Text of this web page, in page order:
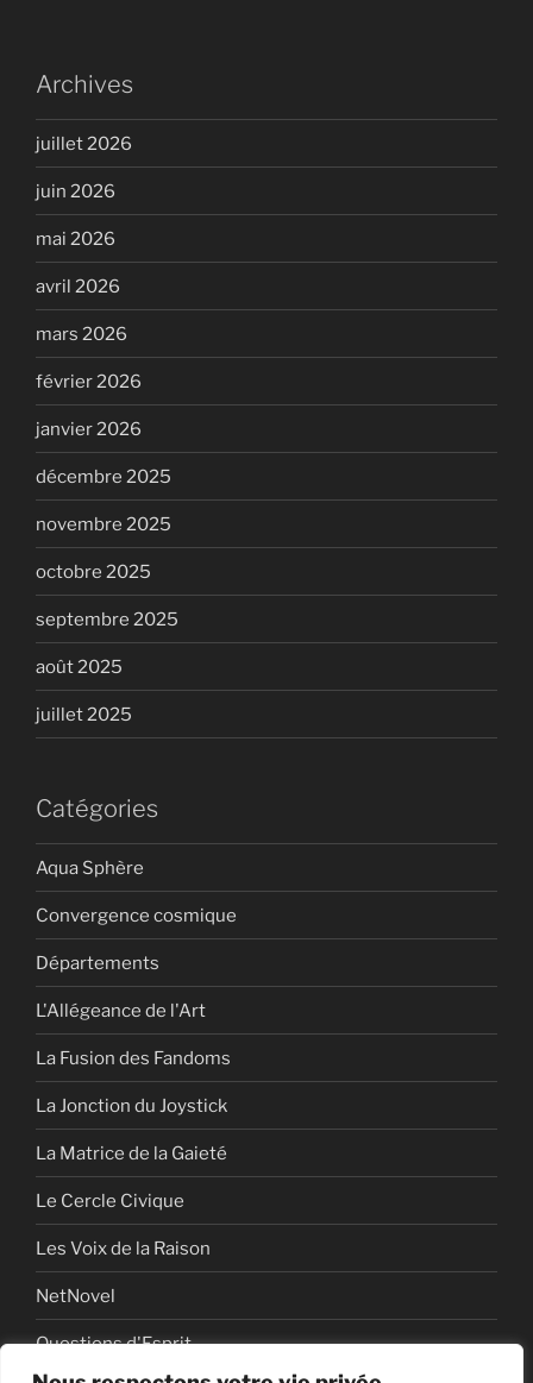
Archives
juillet 2026
juin 2026
mai 2026
avril 2026
mars 2026
février 2026
janvier 2026
décembre 2025
novembre 2025
octobre 2025
septembre 2025
août 2025
juillet 2025
Catégories
Aqua Sphère
Convergence cosmique
Départements
L'Allégeance de l'Art
La Fusion des Fandoms
La Jonction du Joystick
La Matrice de la Gaieté
Le Cercle Civique
Les Voix de la Raison
NetNovel
Questions d'Esprit